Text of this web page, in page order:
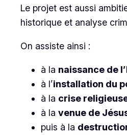
Le projet est aussi
historique et analyse
On assiste ainsi :
à la naissance de
à l’installation du
à la crise
à la venue de
puis à la